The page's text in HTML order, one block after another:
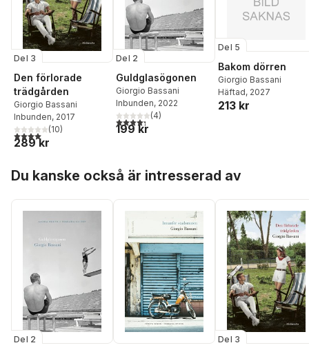
Del 3
Den förlorade
trädgården
Giorgio Bassani
Inbunden, 2017
4,0utav 5 stjärnor. Totalt antal röster:
(10)
289 kr
Del 2
Guldglasögonen
Giorgio Bassani
Inbunden, 2022
4,3utav 5 stjärnor. Totalt antal röster:
(4)
199 kr
Del 5
Bakom dörren
Giorgio Bassani
Häftad, 2027
213 kr
Du kanske också är intresserad av
Del 2 Del 3